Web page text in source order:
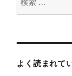
よく読まれて